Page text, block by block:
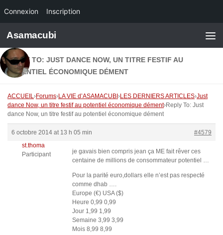
Connexion Inscription
Skip to content
Asamacubi
REPLY TO: JUST DANCE NOW, UN TITRE FESTIF AU
POTENTIEL ÉCONOMIQUE DÉMENT
ACCUEIL›Forums›LA VIE d’ASAMACUBI ›LES DERNIERS ARTICLES›Just
dance Now, un titre festif au potentiel économique dément›Reply To: Just
dance Now, un titre festif au potentiel économique dément
6 octobre 2014 at 13 h 05 min
#4579
st.thoma
Participant
je gavais bien compris jean ça ME fait rêver ces
centaine de millions de consommateur potentiel …
Pour la parité euro,dollars elle n’est pas respecté
comme dhab ….
Europe (€) USA ($)
Heure 0,99 0,99
Jour 1,99 1,99
Semaine 3,99 3,99
Mois 8,99 8,99